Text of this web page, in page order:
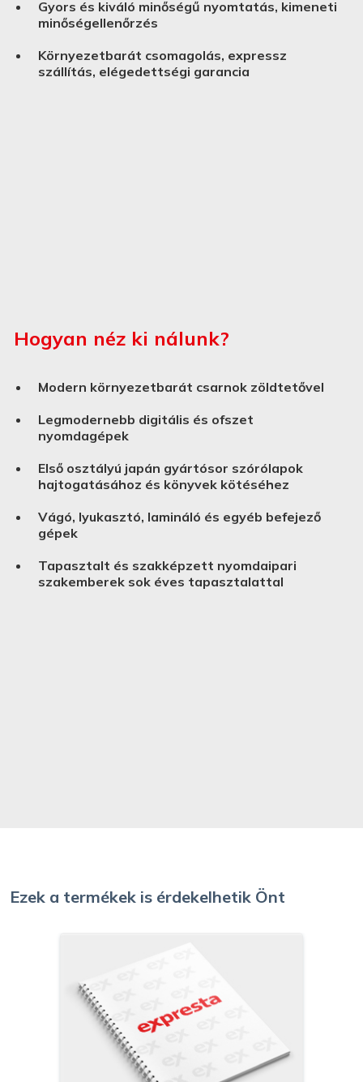
Gyors és kiváló minőségű nyomtatás, kimeneti
minőségellenőrzés
Környezetbarát csomagolás, expressz
szállítás, elégedettségi garancia
Hogyan néz ki nálunk?
Modern környezetbarát csarnok zöldtetővel
Legmodernebb digitális és ofszet
nyomdagépek
Első osztályú japán gyártósor szórólapok
hajtogatásához és könyvek kötéséhez
Vágó, lyukasztó, lamináló és egyéb befejező
gépek
Tapasztalt és szakképzett nyomdaipari
szakemberek sok éves tapasztalattal
Ezek a termékek is érdekelhetik Önt